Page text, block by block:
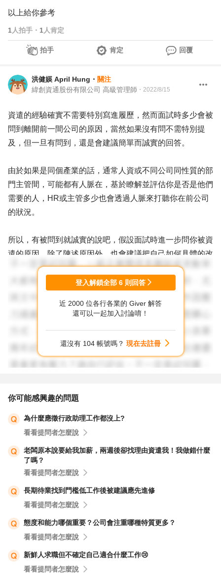
以上給你參考
1 人拍手 ・ 1 人肯定
拍手 肯定 回覆
洪健媖 April Hung ・ 關注
緯創資通股份有限公司 高級管理師 ・ 2022/8/15
資遣的經驗確實不需要特別寫進履歷，然而面試時多少會被
問到離開前一間公司的原因，當然如果沒有問不需特別提
及，但一旦有問到，還是會建議簡單而誠實的回答。
由於如果是同個產業的話，通常人資或不同公司同性質的部
門主管間，可能都有人脈在，基於瞭解並評估你是否是他們
需要的人，HR或主管多少也會透過人脈來打聽你在前公司
的狀況。
所以，有被問到就誠實的說吧，假設面試時進一步問你被資
遣的原因，除了陳述原因外，也會建議把自己如何具體的改
善這塊放進來說明，來向面試官展現你是具備反省且有持續
登入解鎖全部 6 則回答
近 2000 位各行各業的 Giver 解答
還可以一起加入討論唷！
還沒有 104 帳號嗎？ 現在去註冊
你可能感興趣的問題
為什麼應徵行政助理工作都沒上?
看看提問者怎麼說
老闆原本說要給我加薪，兩週後卻找理由資遣我！我做錯什麼
了嗎？
看看提問者怎麼說
長期待業找到門檻低工作後被建議應先進修
看看提問者怎麼說
態度和能力哪個重要？公司會注重哪種特質更多？
看看提問者怎麼說
新鮮人求職但不確定自己適合什麼工作😢
看看提問者怎麼說